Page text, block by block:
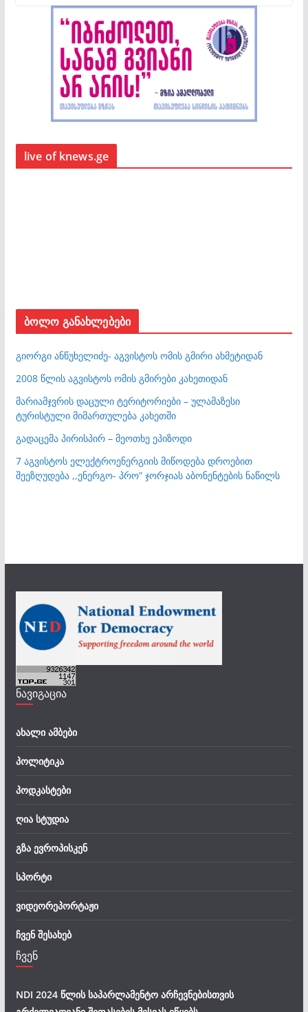
live of knews.ge
ბოლო განახლებები
გიორგი ანწუხელიძე- აგვისტოს ომის გმირი ახმეტიდან
2008 წლის აგვისტოს ომის გმირები კახეთიდან
მარიამჯვრის დაცული ტერიტორიები – ულამაზესი
ტურისტული მიმართულება კახეთში
გადაცემა პირისპირ – მეოთხე ეპიზოდი
7 აგვისტოს ელექტროენერგიის მიწოდება დროებით
შეეზღუდება ,,ენერგო- პრო” ჯორჯიას აბონენტების ნაწილს
ნავიგაცია
ახალი ამბები
პოლიტიკა
პოდკასტები
ღია სტუდია
გზა ევროპისკენ
სპორტი
ვიდეორეპორტაჟი
ჩვენ შესახებ
ჩვენ
NDI 2024 წლის საპარლამენტო არჩევნებისთვის